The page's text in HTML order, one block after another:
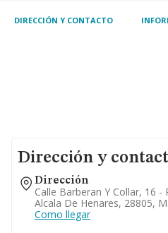
DIRECCIÓN Y CONTACTO
Dirección y
Dirección
Calle Barberan Y Collar, 16 -
Alcala De Henares, 28805,
Como llegar